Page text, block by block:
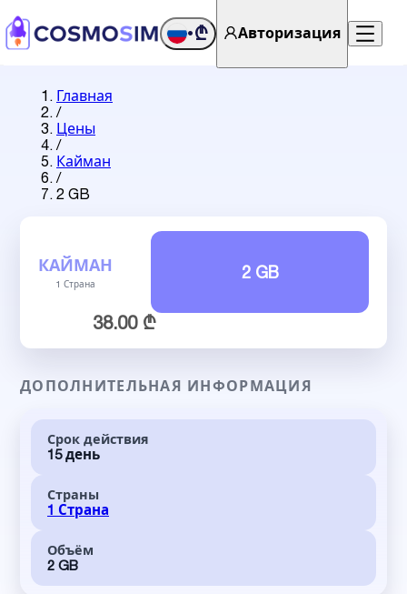
•₾ Авторизация
Главная
/
Цены
/
Кайман
/
2 GB
КАЙМАН
1 Страна
2 GB
38.00 ₾
ДОПОЛНИТЕЛЬНАЯ ИНФОРМАЦИЯ
Срок действия
15 день
Страны
1 Страна
Объём
2 GB